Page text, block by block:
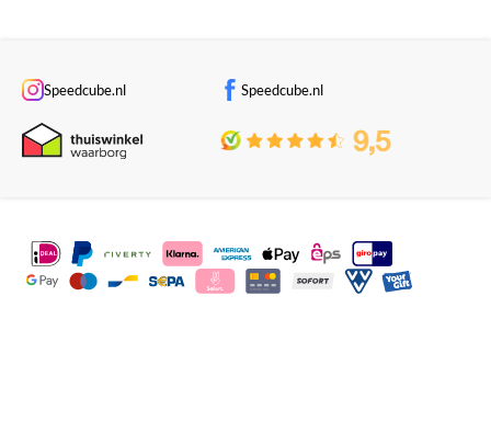
Speedcube.nl Speedcube.nl